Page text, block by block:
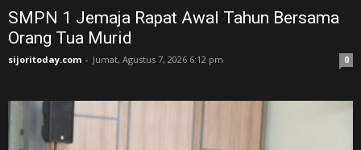
SMPN 1 Jemaja Rapat Awal Tahun Bersama
Orang Tua Murid ‎
sijoritoday.com - Jumat, Agustus 7, 2026 6:12 pm 0